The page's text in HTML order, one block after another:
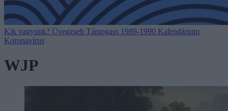
Kik vagyunk? Üvegzseb Támogass 1989-1990 Kalendárium
Koronavírus
WJP